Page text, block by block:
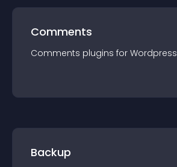
Comments
Comments plugins for Wordpress
Backup